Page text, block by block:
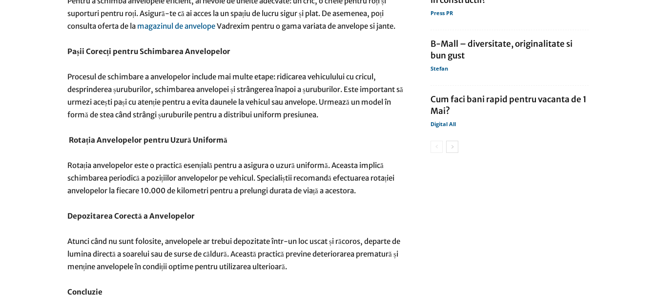
suporturi pentru roți. Asigură-te că ai acces la un spațiu de lucru sigur și plat. De asemenea, poți
consulta oferta de la magazinul de anvelopeVadrexim pentru o gama variata de anvelope si jante.
Pașii Corecți pentru Schimbarea Anvelopelor
Procesul de schimbare a anvelopelor include mai multe etape: ridicarea vehiculului cu cricul,
desprinderea șuruburilor, schimbarea anvelopei și strângerea înapoi a șuruburilor. Este important să
urmezi acești pași cu atenție pentru a evita daunele la vehicul sau anvelope. Urmează un model în
formă de stea când strângi șuruburile pentru a distribui uniform presiunea.
Rotația Anvelopelor pentru Uzură Uniformă
Rotația anvelopelor este o practică esențială pentru a asigura o uzură uniformă. Aceasta implică
schimbarea periodică a pozițiilor anvelopelor pe vehicul. Specialiștii recomandă efectuarea rotației
anvelopelor la fiecare 10.000 de kilometri pentru a prelungi durata de viață a acestora.
Depozitarea Corectă a Anvelopelor
Atunci când nu sunt folosite, anvelopele ar trebui depozitate într-un loc uscat și răcoros, departe de
lumina directă a soarelui sau de surse de căldură. Această practică previne deteriorarea prematură și
menține anvelopele în condiții optime pentru utilizarea ulterioară.
Concluzie
Press PR
B-Mall – diversitate, originalitate si
bun gust
Stefan
Cum faci bani rapid pentru vacanta de 1
Mai?
Digital All